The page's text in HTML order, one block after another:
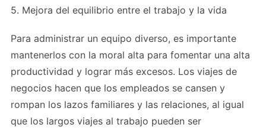
5. Mejora del equilibrio entre el trabajo y la vida
Para administrar un equipo diverso, es importante
mantenerlos con la moral alta para fomentar una alta
productividad y lograr más excesos. Los viajes de
negocios hacen que los empleados se cansen y
rompan los lazos familiares y las relaciones, al igual
que los largos viajes al trabajo pueden ser